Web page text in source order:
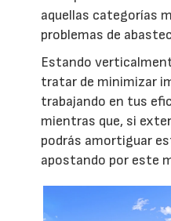
aquellas categorías
problemas de
Estando
tratar de minimizar
trabajando en tus
mientras que, si
podrás amortiguar
apostando por este